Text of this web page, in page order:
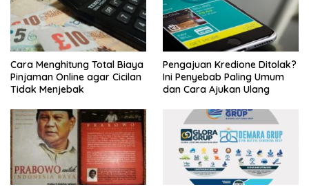
Cara Menghitung Total Biaya
Pinjaman Online agar Cicilan
Tidak Menjebak
Pengajuan Kredione Ditolak?
Ini Penyebab Paling Umum
dan Cara Ajukan Ulang